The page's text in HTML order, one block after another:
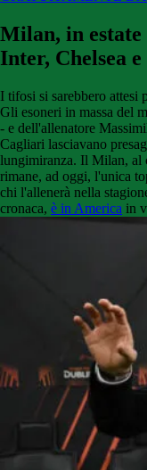
Milan, in estate
Inter, Chelsea
I tifosi si sarebbero attesi
Gli esoneri in massa del
- e dell'allenatore
Cagliari lasciavano
lungimiranza. Il Milan, al
rimane, ad oggi, l'unica
chi l'allenerà nella
cronaca, è in America in